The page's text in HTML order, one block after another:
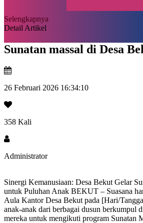
Selengkapnya
Detail Artikel
Sunatan massal di Desa
26 Februari 2026 16:34:10
358 Kali
Administrator
Sinergi Kemanusiaan: Desa Bekut Gelar
untuk Puluhan Anak BEKUT – Suasana
Aula Kantor Desa Bekut pada [Hari/
anak-anak dari berbagai dusun berkumpul
mereka untuk mengikuti program Sunatan